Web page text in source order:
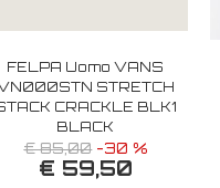
FELPA Uomo VANS
STRETCH
CRACKLE BLK1
BLACK
€ 85,00-30 %
€ 59,50